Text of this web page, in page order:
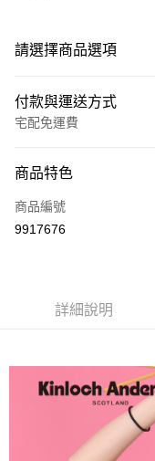
請選擇商品選項
付款與運送方式
宅配免運費
信用卡一次付款
LINE Pay
運送方式
付款後全家取貨
每筆NT$60，滿
商品特色
商品編號
9917676
詳細說明